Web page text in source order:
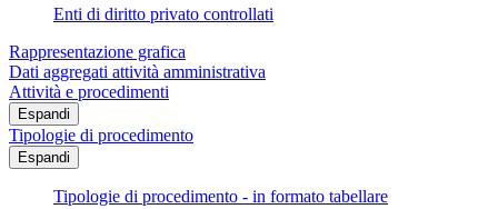
Enti di diritto privato controllati
Rappresentazione grafica
Dati aggregati attività amministrativa
Attività e procedimenti
Espandi
Tipologie di procedimento
Espandi
Tipologie di procedimento - in formato tabellare